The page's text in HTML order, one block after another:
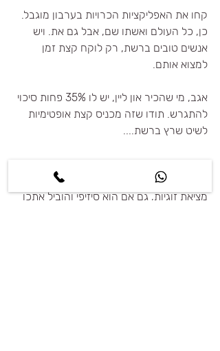
קחו את האפליקציות הכרויות בערבון מוגבל.
כן, כל העולם ואשתו שם, אבל גם את. ויש
אנשים טובים ברשת, רק לוקח קצת זמן
למצוא אותם.
אגב, מי שהכיר און ליין, יש לו 35% פחות סיכוי
להתגרש. תודו שזה מכניס קצת אופטימיות
לשיט שרץ ברשת....
לראות את הטוב בכל התהליך הזה של
מציאת זוגיות, גם אם הוא סיזיפי והוביל אתכן